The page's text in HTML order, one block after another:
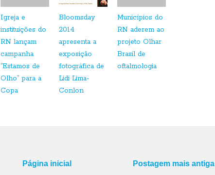
Igreja e
instituições do
RN lançam
campanha
“Estamos de
Olho” para a
Copa
Bloomsday
2014
apresenta a
exposição
fotográfica de
Lidi Lima-
Conlon
Municípios do
RN aderem ao
projeto Olhar
Brasil de
oftalmologia
Postagem mais antiga
Página inicial